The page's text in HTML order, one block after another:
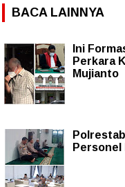
BACA LAINNYA
Ini
Perkara
Mujianto
Personel